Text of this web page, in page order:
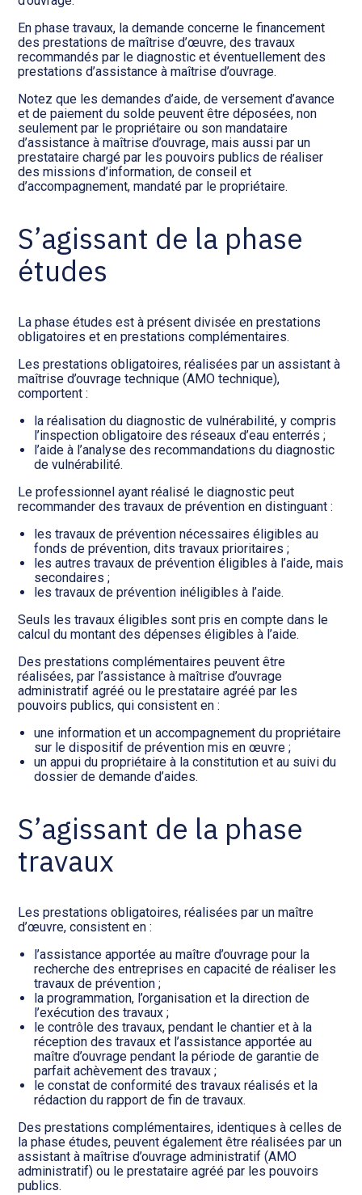
En phase travaux, la demande concerne le financement
des prestations de maîtrise d’œuvre, des travaux
recommandés par le diagnostic et éventuellement des
prestations d’assistance à maîtrise d’ouvrage.
Notez que les demandes d’aide, de versement d’avance
et de paiement du solde peuvent être déposées, non
seulement par le propriétaire ou son mandataire
d’assistance à maîtrise d’ouvrage, mais aussi par un
prestataire chargé par les pouvoirs publics de réaliser
des missions d’information, de conseil et
d’accompagnement, mandaté par le propriétaire.
S’agissant de la phase
études
La phase études est à présent divisée en prestations
obligatoires et en prestations complémentaires.
Les prestations obligatoires, réalisées par un assistant à
maîtrise d’ouvrage technique (AMO technique),
comportent :
la réalisation du diagnostic de vulnérabilité, y compris
l’inspection obligatoire des réseaux d’eau enterrés ;
l’aide à l’analyse des recommandations du diagnostic
de vulnérabilité.
Le professionnel ayant réalisé le diagnostic peut
recommander des travaux de prévention en distinguant :
les travaux de prévention nécessaires éligibles au
fonds de prévention, dits travaux prioritaires ;
les autres travaux de prévention éligibles à l’aide, mais
secondaires ;
les travaux de prévention inéligibles à l’aide.
Seuls les travaux éligibles sont pris en compte dans le
calcul du montant des dépenses éligibles à l’aide.
Des prestations complémentaires peuvent être
réalisées, par l’assistance à maîtrise d’ouvrage
administratif agréé ou le prestataire agréé par les
pouvoirs publics, qui consistent en :
une information et un accompagnement du propriétaire
sur le dispositif de prévention mis en œuvre ;
un appui du propriétaire à la constitution et au suivi du
dossier de demande d’aides.
S’agissant de la phase
travaux
Les prestations obligatoires, réalisées par un maître
d’œuvre, consistent en :
l’assistance apportée au maître d’ouvrage pour la
recherche des entreprises en capacité de réaliser les
travaux de prévention ;
la programmation, l’organisation et la direction de
l’exécution des travaux ;
le contrôle des travaux, pendant le chantier et à la
réception des travaux et l’assistance apportée au
maître d’ouvrage pendant la période de garantie de
parfait achèvement des travaux ;
le constat de conformité des travaux réalisés et la
rédaction du rapport de fin de travaux.
Des prestations complémentaires, identiques à celles de
la phase études, peuvent également être réalisées par un
assistant à maîtrise d’ouvrage administratif (AMO
administratif) ou le prestataire agréé par les pouvoirs
publics.